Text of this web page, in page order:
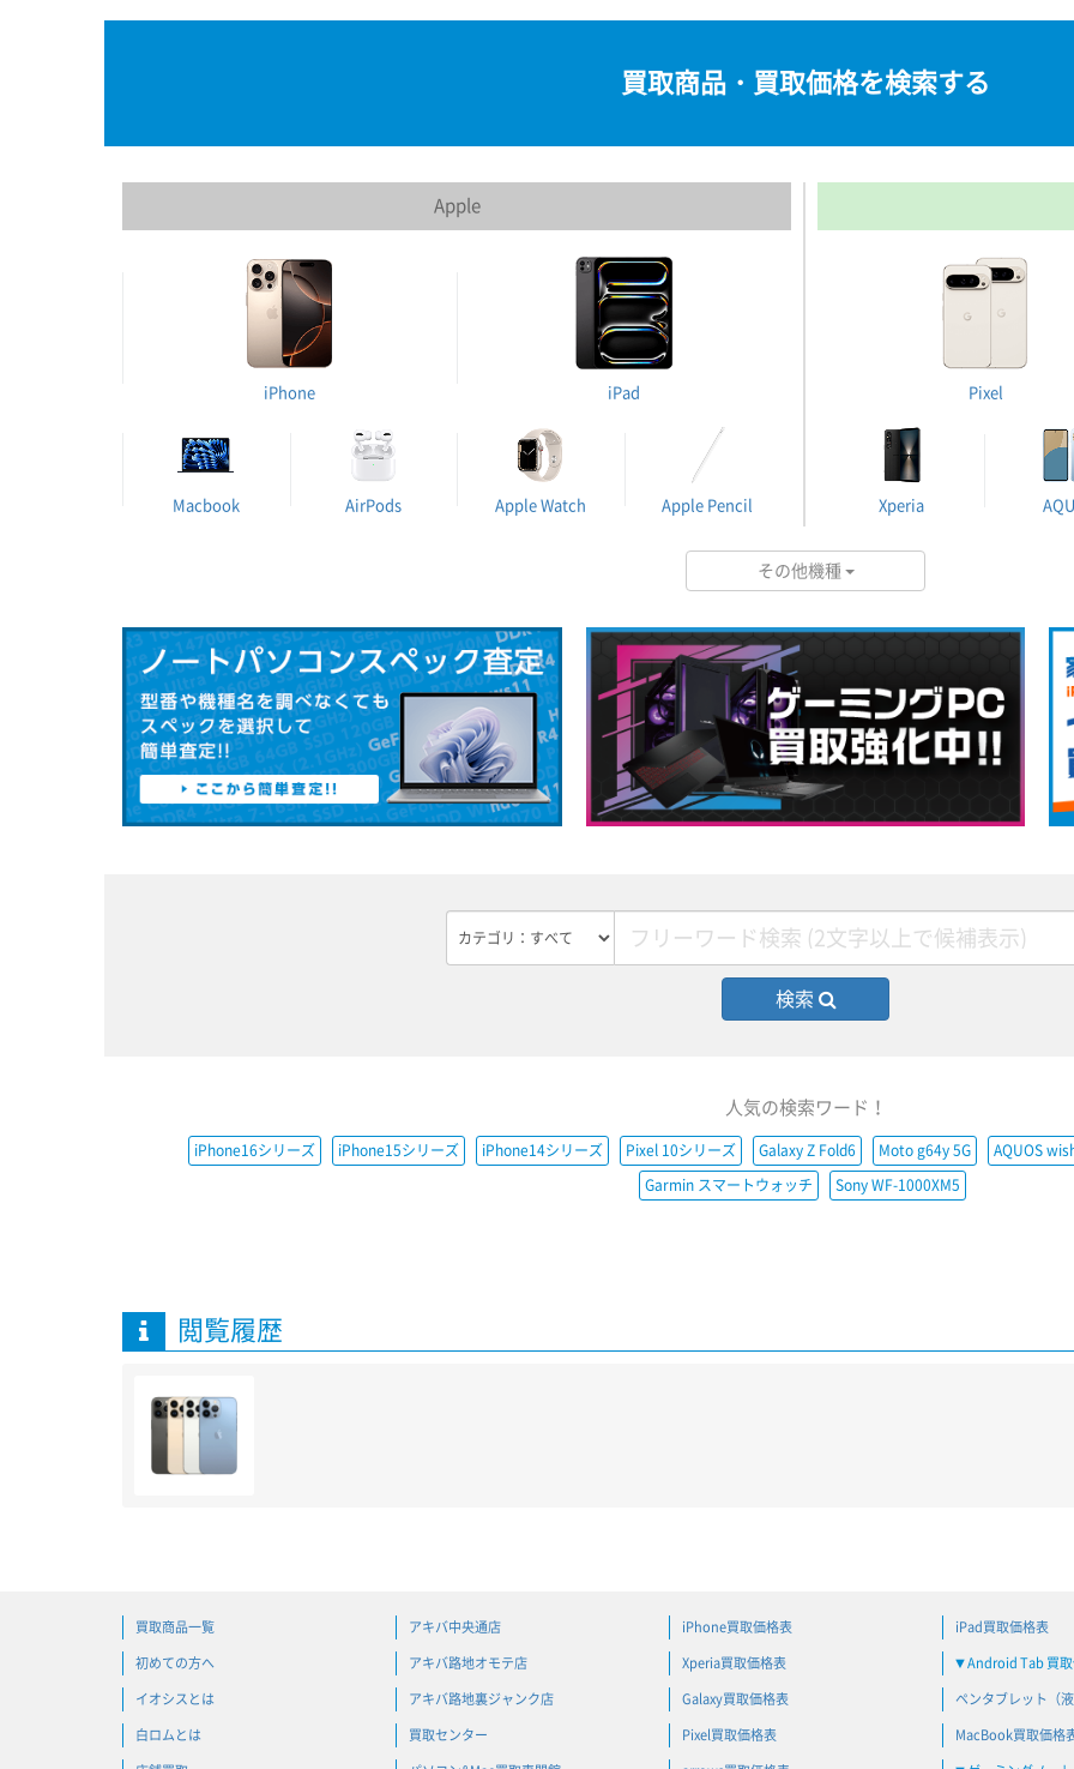
買取商品・買取価格を検索する
Apple
iPhone iPad
Macbook AirPods Apple Watch Apple Pencil
Pixel
Xperia
その他機種
検索
人気の検索ワード！
iPhone16シリーズ iPhone15シリーズ iPhone14シリーズ Pixel 10シリーズ Galaxy Z Fold6 Moto g64y 5G AQUOS
Garmin スマートウォッチ Sony WF-1000XM5
閲覧履歴
買取商品一覧
初めての方へ
イオシスとは
白ロムとは
アキバ中央通店
アキバ路地オモテ店
アキバ路地裏ジャンク店
買取センター
iPhone買取価格表
Xperia買取価格表
Galaxy買取価格表
Pixel買取価格表
iPad買取価格表
▼ Android Tab 買取
ペンタブレット（
MacBook買取価格